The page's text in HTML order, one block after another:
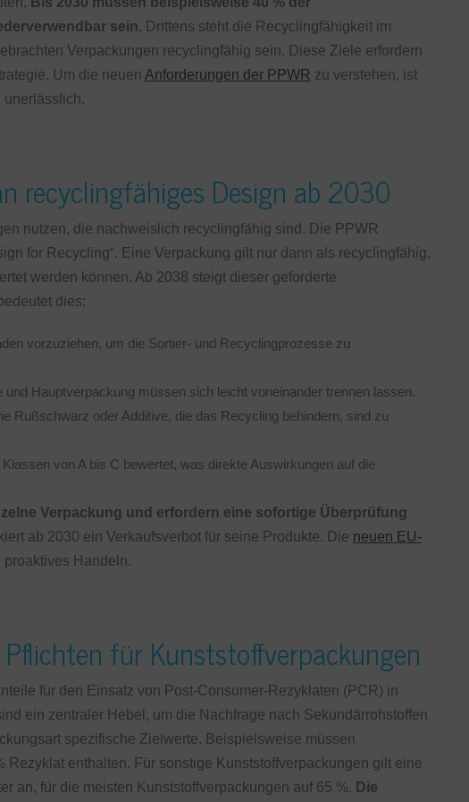
sein. Drittens steht die Recyclingfähigkeit im
Verpackungen recyclingfähig sein. Diese Ziele erfordern
Um die neuen Anforderungen der PPWR zu verstehen, ist
unerlässlich.
recyclingfähiges Design ab 2030
nutzen, die nachweislich recyclingfähig sind. Die PPWR
for Recycling“. Eine Verpackung gilt nur dann als recyclingfähig,
werden können. Ab 2038 steigt dieser geforderte
dies:
vorzuziehen, um die Sortier- und Recyclingprozesse zu
Hauptverpackung müssen sich leicht voneinander trennen lassen.
Rußschwarz oder Additive, die das Recycling behindern, sind zu
von A bis C bewertet, was direkte Auswirkungen auf die
Verpackung und erfordern eine sofortige Überprüfung
ab 2030 ein Verkaufsverbot für seine Produkte. Die neuen EU-
Handeln.
für Kunststoffverpackungen
für den Einsatz von Post-Consumer-Rezyklaten (PCR) in
ein zentraler Hebel, um die Nachfrage nach Sekundärrohstoffen
spezifische Zielwerte. Beispielsweise müssen
enthalten. Für sonstige Kunststoffverpackungen gilt eine
an, für die meisten Kunststoffverpackungen auf 65 %. Die